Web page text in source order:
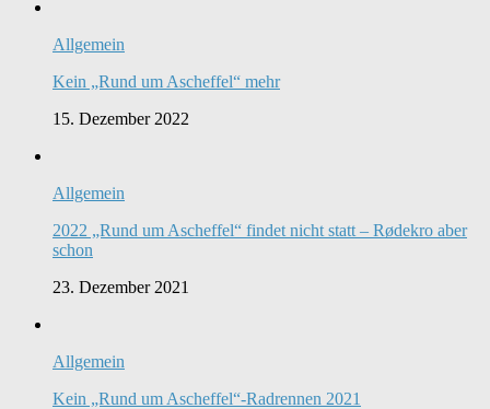
Allgemein
Kein „Rund um Ascheffel“ mehr
15. Dezember 2022
Allgemein
2022 „Rund um Ascheffel“ findet nicht statt – Rødekro aber
schon
23. Dezember 2021
Allgemein
Kein „Rund um Ascheffel“-Radrennen 2021